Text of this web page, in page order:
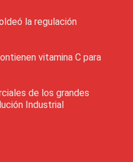
la regulación
vitamina C para
de los grandes
Industrial